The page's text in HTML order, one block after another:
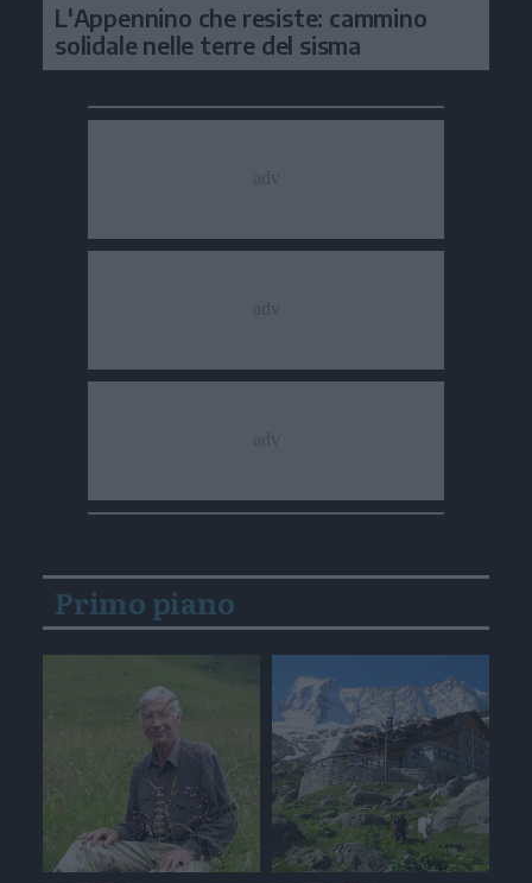
L'Appennino che resiste: cammino
solidale nelle terre del sisma
Primo piano